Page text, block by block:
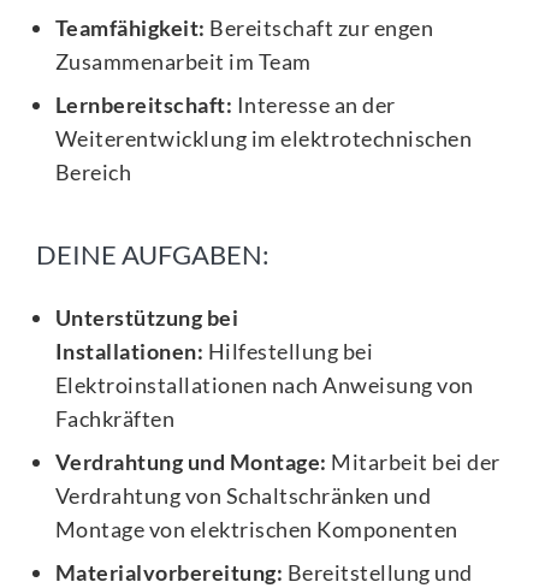
Teamfähigkeit: Bereitschaft zur engen
Zusammenarbeit im Team
Lernbereitschaft: Interesse an der
Weiterentwicklung im elektrotechnischen
Bereich
DEINE AUFGABEN:
Unterstützung bei
Installationen: Hilfestellung bei
Elektroinstallationen nach Anweisung von
Fachkräften
Verdrahtung und Montage: Mitarbeit bei der
Verdrahtung von Schaltschränken und
Montage von elektrischen Komponenten
Materialvorbereitung: Bereitstellung und